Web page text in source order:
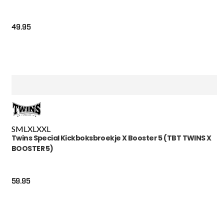
49.95
SMLXLXXL
Twins Special Kickboksbroekje X Booster 5 (TBT TWINS X
BOOSTER 5)
59.95